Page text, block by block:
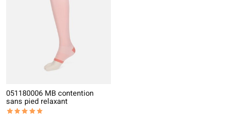
051180006 MB contention
sans pied relaxant
The rating of this product is